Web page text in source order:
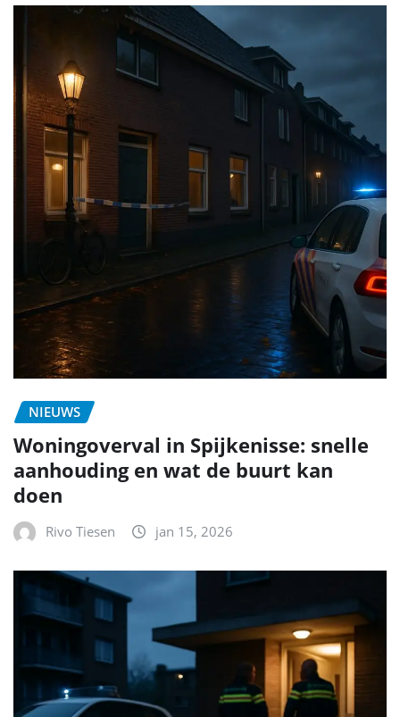
NIEUWS
Woningoverval in Spijkenisse: snelle
aanhouding en wat de buurt kan
doen
Rivo Tiesen jan 15, 2026